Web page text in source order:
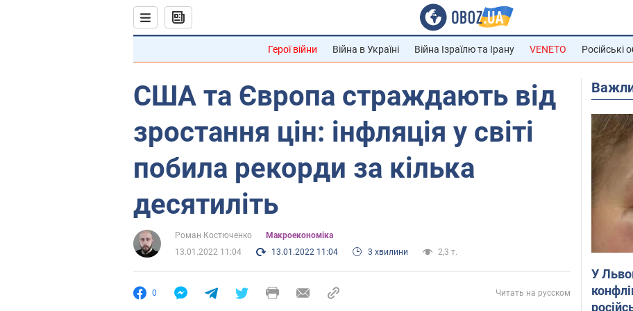
Герої війни Війна в Україні Війна Ізраїлю та Ірану VENETO Російські
США та Європа страждають від
зростання цін: інфляція у світі
побила рекорди за кілька
десятиліть
Роман Костюченко
Mакроекономіка
13.01.2022 11:04
13.01.2022 11:04 3 хвилини 2,3 т.
0 Читать на русском
У